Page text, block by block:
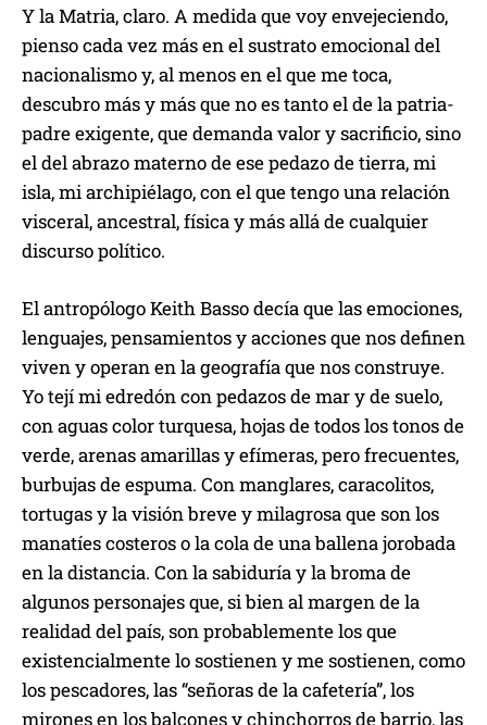
Y la Matria, claro. A medida que voy envejeciendo,
pienso cada vez más en el sustrato emocional del
nacionalismo y, al menos en el que me toca,
descubro más y más que no es tanto el de la patria-
padre exigente, que demanda valor y sacrificio, sino
el del abrazo materno de ese pedazo de tierra, mi
isla, mi archipiélago, con el que tengo una relación
visceral, ancestral, física y más allá de cualquier
discurso político.
El antropólogo Keith Basso decía que las emociones,
lenguajes, pensamientos y acciones que nos definen
viven y operan en la geografía que nos construye.
Yo tejí mi edredón con pedazos de mar y de suelo,
con aguas color turquesa, hojas de todos los tonos de
verde, arenas amarillas y efímeras, pero frecuentes,
burbujas de espuma. Con manglares, caracolitos,
tortugas y la visión breve y milagrosa que son los
manatíes costeros o la cola de una ballena jorobada
en la distancia. Con la sabiduría y la broma de
algunos personajes que, si bien al margen de la
realidad del país, son probablemente los que
existencialmente lo sostienen y me sostienen, como
los pescadores, las “señoras de la cafetería”, los
mirones en los balcones y chinchorros de barrio, las